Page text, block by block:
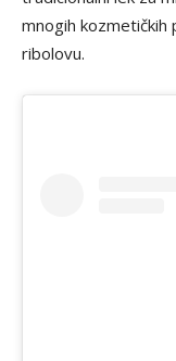
mnogih kozmetičkih
ribolovu.